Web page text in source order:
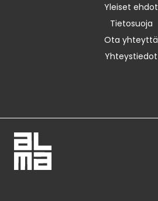
Yleiset ehdot
Tietosuoja
Ota yhteyttä
Yhteystiedot